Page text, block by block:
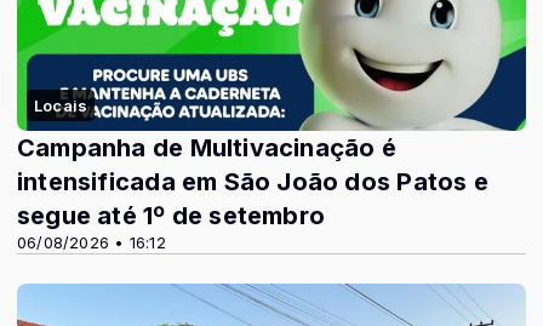
Locais
06/08/2026 • 16:12
Campanha de Multivacinação é
intensificada em São João dos Patos e
segue até 1º de setembro